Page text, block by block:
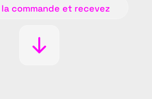
commande et recevez